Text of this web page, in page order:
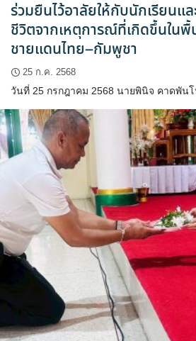
ร่วมยืนไว้อาลัยให้กับนักเรียนแล
ชีวิตจากเหตุการณ์ที่เกิดขึ้นในพื้
ชายแดนไทย–กัมพูชา
25 ก.ค. 2568
วันที่ 25 กรกฎาคม 2568 นายพินิจ คาดพัน